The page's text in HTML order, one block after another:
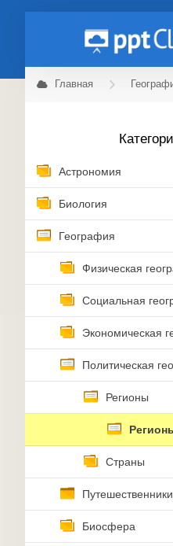
Главная
Астрономия
Биология
География
Физическая
Социальная
Экономическая
Политическая
Регионы
Страны
Путешественники
Биосфера